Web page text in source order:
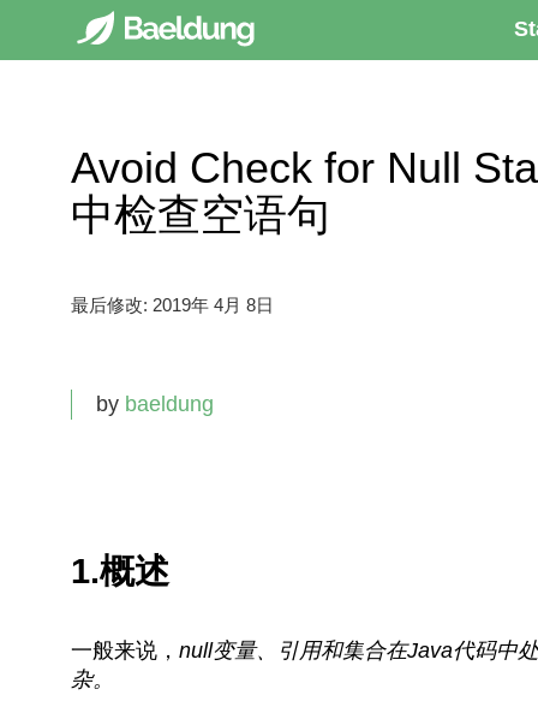
Avoid Check for Null
中检查空语句
最后修改: 2019年 4月 8日
by baeldung
1.概述
一般来说， null变量、引用和集合在Java代码中
杂。